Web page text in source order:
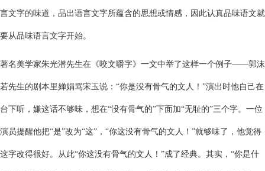
言文字的味道，品出语言文字所蕴含的思想或情感，因此认真品味语文就
要从品味语言文字开始。
著名美学家朱光潜先生在《咬文嚼字》一文中举了这样一个例子——郭沫
若先生的剧本里婵娟骂宋玉说：“你是没有骨气的文人！”演出时他自己在
台下听，嫌这话不够味，想在“没有骨气的”下面加“无耻的”三个字。一位
演员提醒他把“是”改为“这”，“你这没有骨气的文人！”就够味了，他觉得
这字改得很好。从此“你这没有骨气的文人！”成了经典。其实，“你是什